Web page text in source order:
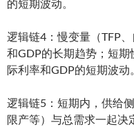
的短期波动。
逻辑链4：慢变量（TFP
和GDP的长期趋势；短
际利率和GDP的短期波动。
逻辑链5：短期内，供给
限产等）与总需求一起决